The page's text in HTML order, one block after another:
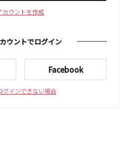
カウントを作成
ウントでログイン
Facebook
グインできない場合